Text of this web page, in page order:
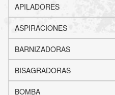
APILADORES
ASPIRACIONES
BARNIZADORAS
BISAGRADORAS
BOMBA